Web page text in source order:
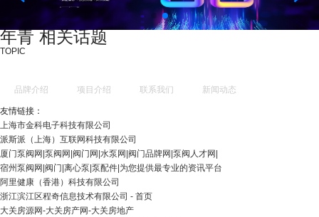
年青 相关话题
TOPIC
品牌介绍 项目介绍 联系我们 新闻动态
友情链接：
上海市金科电子科技有限公司
派斯派（上海）互联网科技有限公司
厦门泵阀网|泵阀网|阀门网|水泵网|阀门品牌网|泵阀人才网|
宿州泵阀网|阀门|离心泵|泵配件|为您提供最专业的资讯平台
阿里健康（香港）科技有限公司
浙江滨江区程奇信息技术有限公司 - 首页
大关房源网-大关房产网-大关房地产